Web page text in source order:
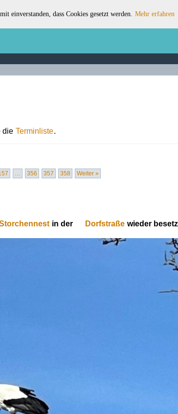
einverstanden, dass Cookies gesetzt werden. Mehr erfahren
die Terminliste.
… 356 357 358 Weiter »
in der Dorfstraße wieder